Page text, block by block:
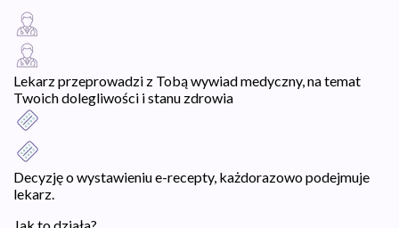
Lekarz przeprowadzi z Tobą wywiad medyczny, na temat
Twoich dolegliwości i stanu zdrowia
Decyzję o wystawieniu e-recepty, każdorazowo podejmuje
lekarz.